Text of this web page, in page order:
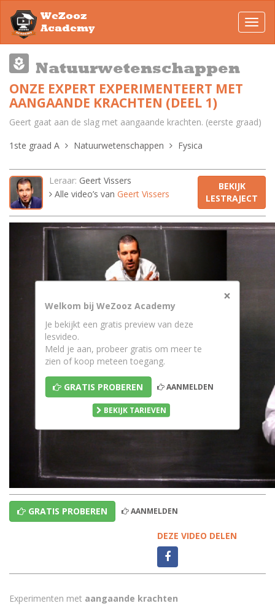
WeZooz
Academy
Natuurwetenschappen
ONZE EXPERT EXPERIMENTEERT MET
AANGAANDE KRACHTEN (DEEL 1)
Geert gaat aan de slag met aangaande krachten. (eerste graad)
1ste graad A
Natuurwetenschappen Fysica
Leraar: Geert Vissers
Alle video’s van Geert Vissers
BEKIJK
LESTRAJECT
×
Welkom bij WeZooz Academy
Je bekijkt een gratis preview van deze
lesvideo.
Meld je aan, probeer gratis om meer te
zien of koop meteen toegang.
GRATIS PROBEREN AANMELDEN
BEKIJK TARIEVEN
GRATIS PROBEREN AANMELDEN
DEZE VIDEO DELEN
Experimenten met aangaande krachten